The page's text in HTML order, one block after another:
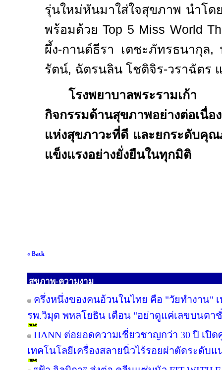
รุ่นใหม่หันมาใส่ใจสุขภาพ นำโด
พร้อมด้วยTop 5 Miss World
ผึ้ง-กานต์ธีรา เตชะภัทรธนากุล,
รัตน์, ฉัตรนลิน โชติจิร-วราฉัตร
โรงพยาบาลพระรามเก้า
กิจกรรมด้านสุขภาพอย่างต่อเนื่
แห่งสุขภาวะที่ดี และยกระดับคุ
แข็งแรงอย่างยั่งยืนในทุกมิติ
« Back
สุขภาพ-ความงาม
ครึ่งหนึ่งของคนอ้วนในไทย คือ "วัยทำงาน"
รพ.วิมุต พหลโยธิน เตือน "อย่าดูแค่เลขบนตา
HANN ต่อยอดความเชี่ยวชาญกว่า 30 ปี เปิ
เทคโนโลยีเครื่องสลายนิ่วไร้รอยผ่าตัดระดับ